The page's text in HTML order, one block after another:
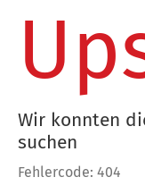
Wir konnten
suchen
Fehlercode: 404